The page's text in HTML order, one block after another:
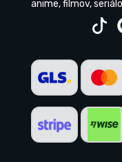
anime, filmov,